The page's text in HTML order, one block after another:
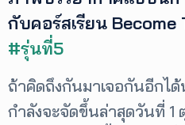
ให้
บริการ
ดาวน์
โหลด
แอปฯ
กับคอร์สเรียน Become
#รุ่นที่5
ถ้าคิดถึงกันมาเจอกันอีกได้
กำลังจะจัดขึ้นล่าสุดวันที่ 1